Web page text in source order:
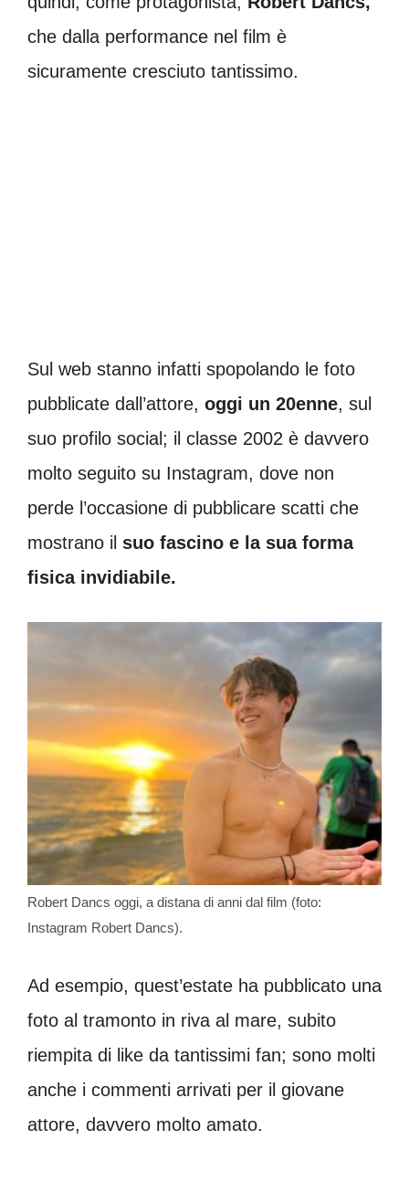
che dalla performance nel film è
sicuramente cresciuto tantissimo.
Sul web stanno infatti spopolando le foto
pubblicate dall’attore, oggi un 20enne, sul
suo profilo social; il classe 2002 è davvero
molto seguito su Instagram, dove non
perde l’occasione di pubblicare scatti che
mostrano il suo fascino e la sua forma
fisica invidiabile.
Robert Dancs oggi, a distana di anni dal film (foto:
Instagram Robert Dancs).
Ad esempio, quest’estate ha pubblicato una
foto al tramonto in riva al mare, subito
riempita di like da tantissimi fan; sono molti
anche i commenti arrivati per il giovane
attore, davvero molto amato.